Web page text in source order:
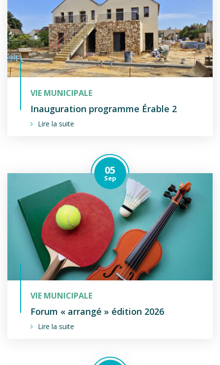
VIE MUNICIPALE
Inauguration programme Érable 2
Lire la suite
Le
05
Septembre
VIE MUNICIPALE
Forum « arrangé » édition 2026
Lire la suite